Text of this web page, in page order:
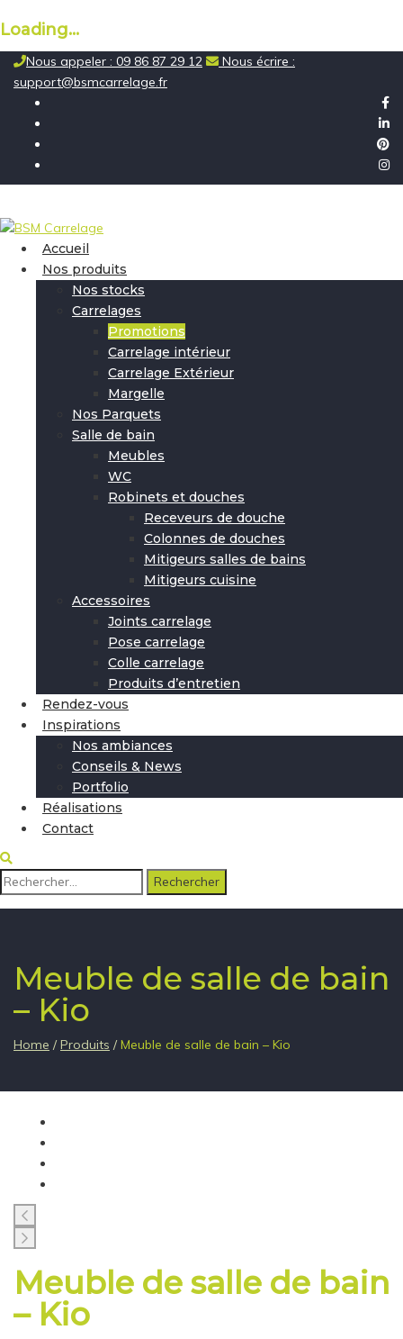
Loading...
Skip
content
Nous appeler : 09 86 87 29 12
Nous écrire :
support@bsmcarrelage.fr
Accueil
Nos produits
Nos stocks
Carrelages
Promotions
Carrelage intérieur
Carrelage Extérieur
Margelle
Nos Parquets
Salle de bain
Meubles
WC
Robinets et douches
Receveurs de douche
Colonnes de douches
Mitigeurs salles de bains
Mitigeurs cuisine
Accessoires
Joints carrelage
Pose carrelage
Colle carrelage
Produits d’entretien
Rendez-vous
Inspirations
Nos ambiances
Conseils & News
Portfolio
Réalisations
Contact
Rechercher :
Meuble de salle de bain
– Kio
Home / Produits / Meuble de salle de bain – Kio
Meuble de salle de bain
– Kio